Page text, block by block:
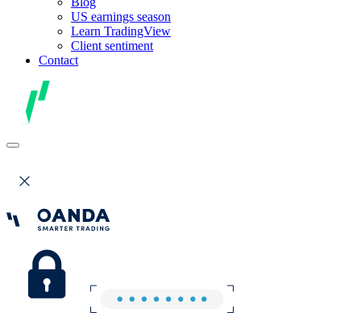
US earnings season
Learn TradingView
Client sentiment
Contact